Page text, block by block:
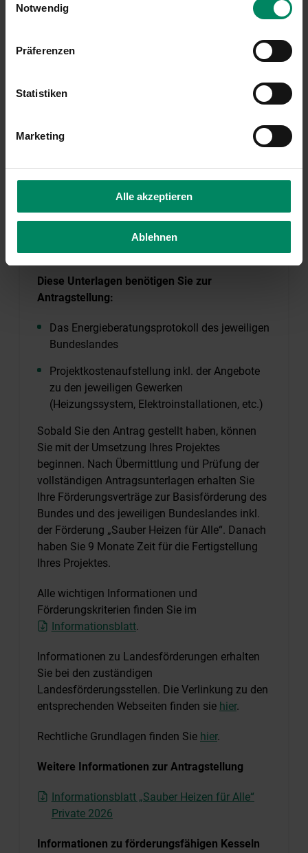
Notwendig
Präferenzen
Statistiken
Marketing
Alle akzeptieren
Ablehnen
Schritt 2 – Die Durchführung einer
jeweiligen Landesförderungsstelle.
Landesförderungsstelle ist eine umfassende
der konkreten Projektplanung, der Unterstützung
Antragstellung unterstützt.
Schritt 3 – Die Antragstellung
konzeptionierten Projektes erfolgt online.
Diese Unterlagen benötigen Sie zur
Antragstellung:
Das Energieberatungsprotokoll des jeweiligen
Bundeslandes
Projektkostenaufstellung inkl. der Angebote
zu den jeweiligen Gewerken
(Heizungssystem, Elektroinstallationen, etc.)
Sobald Sie den Antrag gestellt haben, können
Sie mit der Umsetzung Ihres Projektes
beginnen. Nach Übermittlung und Prüfung der
vollständigen Antragsunterlagen erhalten Sie
Ihre Förderungsverträge zur Basisförderung des
Bundes und des jeweiligen Bundeslandes inkl.
der Förderung „Sauber Heizen für Alle“. Danach
haben Sie 9 Monate Zeit für die Fertigstellung
Ihres Projektes.
Alle wichtigen Informationen und
Förderungskriterien finden Sie im
Informationsblatt.
Informationen zu Landesförderungen erhalten
Sie bei den zuständigen
Landesförderungsstellen. Die Verlinkung zu den
entsprechenden Webseiten finden sie hier.
Rechtliche Grundlagen finden Sie hier.
Weitere Informationen zur Antragstellung
Informationsblatt „Sauber Heizen für Alle“
Private 2026
Informationen zu förderungsfähigen Kesseln